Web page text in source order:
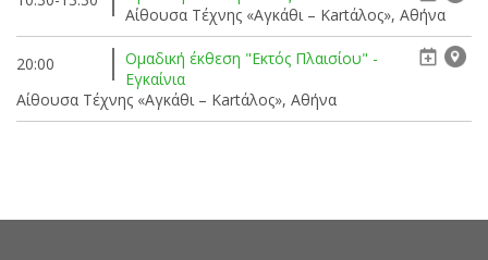
Αίθουσα Τέχνης «Αγκάθι – Kartάλος», Αθήνα
20:00
Ομαδική έκθεση "Εκτός Πλαισίου" -
Εγκαίνια
Αίθουσα Τέχνης «Αγκάθι – Kartάλος», Αθήνα